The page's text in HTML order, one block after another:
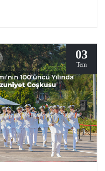
Doktora Tez
03
Tem